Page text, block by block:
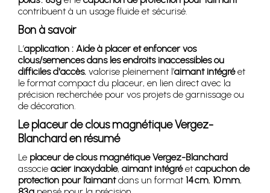
contribuent à un usage fluide et sécurisé.
Bon à savoir
L’application : Aide à placer et enfoncer vos
clous/semences dans les endroits inaccessibles ou
difficiles d'accès. valorise pleinement l’aimant intégréet
le format compact du placeur, en lien direct avec la
précision recherchée pour vos projets de garnissage ou
de décoration.
Le placeur de clous magnétique Vergez-
Blanchard en résumé
Le placeur de clous magnétique Vergez-Blanchard
associe acier inoxydable, aimant intégréet capuchon de
protection pour l’aimantdans un format 14 cm, 10 mm,